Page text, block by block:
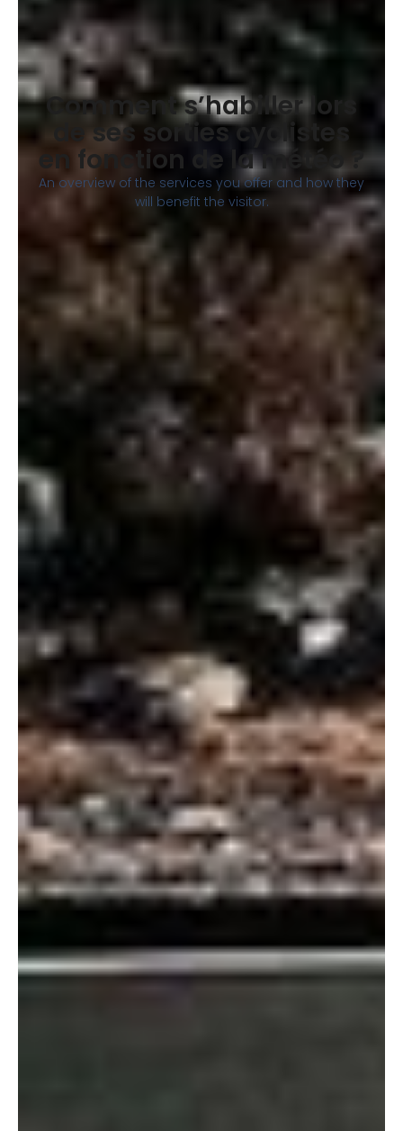
Comment s’habiller lors
de ses sorties cyclistes
en fonction de la météo ?
An overview of the services you offer and how they
will benefit the visitor.